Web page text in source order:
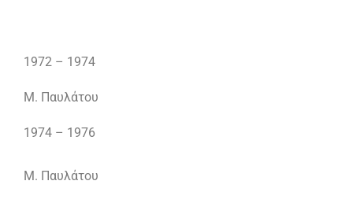
1972 – 1974
Μ. Παυλάτου
1974 – 1976
Μ. Παυλάτου